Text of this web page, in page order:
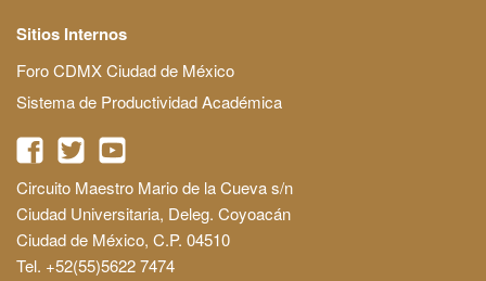
Sitios Internos
Foro CDMX Ciudad de México
Sistema de Productividad Académica
Circuito Maestro Mario de la Cueva s/n
Ciudad Universitaria, Deleg. Coyoacán
Ciudad de México, C.P. 04510
Tel. +52(55)5622 7474